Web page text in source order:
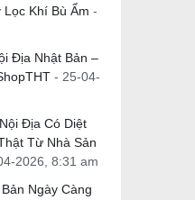
Lọc Khí Bù Ẩm -
Địa Nhật Bản –
- 25-04-
Địa Có Diệt
Từ Nhà Sản
2026, 8:31 am
Ngày Càng